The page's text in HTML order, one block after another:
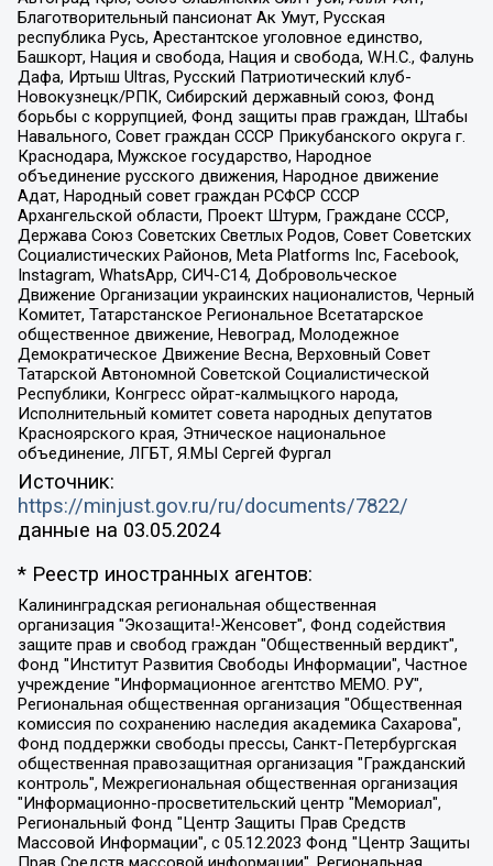
Благотворительный пансионат Ак Умут, Русская
республика Русь, Арестантское уголовное единство,
Башкорт, Нация и свобода, Нация и свобода, W.H.С., Фалунь
Дафа, Иртыш Ultras, Русский Патриотический клуб-
Новокузнецк/РПК, Сибирский державный союз, Фонд
борьбы с коррупцией, Фонд защиты прав граждан, Штабы
Навального, Совет граждан СССР Прикубанского округа г.
Краснодара, Мужское государство, Народное
объединение русского движения, Народное движение
Адат, Народный совет граждан РСФСР СССР
Архангельской области, Проект Штурм, Граждане СССР,
Держава Союз Советских Светлых Родов, Совет Советских
Социалистических Районов, Meta Platforms Inc, Facebook,
Instagram, WhatsApp, СИЧ-С14, Добровольческое
Движение Организации украинских националистов, Черный
Комитет, Татарстанское Региональное Всетатарское
общественное движение, Невоград, Молодежное
Демократическое Движение Весна, Верховный Совет
Татарской Автономной Советской Социалистической
Республики, Конгресс ойрат-калмыцкого народа,
Исполнительный комитет совета народных депутатов
Красноярского края, Этническое национальное
объединение, ЛГБТ, Я.МЫ Сергей Фургал
Источник:
https://minjust.gov.ru/ru/documents/7822/
данные на 03.05.2024
* Реестр иностранных агентов:
Калининградская региональная общественная организация "Экозащита!-Женсовет", Фонд содействия защите прав и свобод граждан "Общественный вердикт", Фонд "Институт Развития Свободы Информации", Частное учреждение "Информационное агентство МЕМО. РУ", Региональная общественная организация "Общественная комиссия по сохранению наследия академика Сахарова", Фонд поддержки свободы прессы, Санкт-Петербургская общественная правозащитная организация "Гражданский контроль", Межрегиональная общественная организация "Информационно-просветительский центр "Мемориал", Региональный Фонд "Центр Защиты Прав Средств Массовой Информации", с 05.12.2023 Фонд "Центр Защиты Прав Средств массовой информации", Региональная общественная благотворительная организация помощи беженцам и мигрантам "Гражданское содействие", Негосударственное образовательное учреждение дополнительного профессионального образования (повышение квалификации) специалистов "АКАДЕМИЯ ПО ПРАВАМ ЧЕЛОВЕКА", Свердловская региональная общественная организация "Сутяжник", Автономная некоммерческая организация "Центр независимых социологических исследований", Союз общественных объединений "Российский исследовательский центр по правам человека", Региональное общественное учреждение научно-информационный центр "МЕМОРИАЛ", Некоммерческая организация "Фонд защиты гласности", Автономная некоммерческая организация "Институт прав человека", Городская общественная организация "Екатеринбургское общество "МЕМОРИАЛ", Городская общественная организация "Рязанское историко-просветительское и правозащитное общество "Мемориал" (Рязанский Мемориал), Челябинский региональный орган общественной самодеятельности – женское общественное объединение "Женщины Евразии", Челябинский региональный орган общественной самодеятельности "Уральская правозащитная группа", Фонд содействия защите здоровья и социальной справедливости имени Андрея Рылькова, Автономная Некоммерческая Организация "Аналитический Центр Юрия Левады", Автономная некоммерческая организация социальной поддержки населения "Проект Апрель", Региональная общественная организация помощи женщинам и детям, находящимся в кризисной ситуации "Информационно-методический центр "Анна", Фонд содействия развитию массовых коммуникаций и правовому просвещению "Так-так-Так", Фонд содействия устойчивому развитию "Серебряная тайга", Свердловский региональный общественный фонд социальных проектов "Новое время", "Idel.Реалии", Кавказ.Реалии, Крым.Реалии, Телеканал Настоящее Время, Татаро-башкирская служба Радио Свобода (Azatliq Radiosi), Радио Свободная Европа/Радио Свобода (PCE/PC), "Сибирь.Реалии", "Фактограф", Благотворительный фонд помощи осужденным и их семьям, Автономная некоммерческая организация "Институт глобализации и социальных движений", Фонд "В защиту прав заключенных", Частное учреждение "Центр поддержки и содействия развитию средств массовой информации", Пензенский региональный общественный благотворительный фонд "Гражданский союз", "Север.Реалии", Некоммерческая организация Фонд "Правовая инициатива", Общество с ограниченной ответственностью "Радио Свободная Европа/Радио Свобода", Чешское информационное агентство "MEDIUM-ORIENT", Красноярская региональная общественная организация "Мы против СПИДа", Камалягин Денис Николаевич, Маркелов Сергей Евгеньевич, Пономарев Лев Александрович, Савицкая Людмила Алексеевна, Автономная некоммерческая организация "Центр по работе с проблемой насилия "НАСИЛИЮ.НЕТ", Межрегиональный профессиональный союз работников здравоохранения "Альянс врачей", Юридическое лицо, зарегистрированное в Латвийской Республике, SIA "Medusa Project" (регистрационный номер 40103797863, дата регистрации 10.06.2014), Некоммерческая организация "Фонд по борьбе с коррупцией", Автономная некоммерческая организация "Институт права и публичной политики", Баданин Роман Сергеевич, Гликин Максим Александрович, Железнова Мария Михайловна, Лукьянова Юлия Сергеевна, Маетная Елизавета Витальевна, Маняхин Петр Борисович, Чуракова Ольга Владимировна, Ярош Юлия Петровна, Юридическое лицо "The Insider SIA", зарегистрированное в Риге, Латвийская Республика (дата регистрации 26.06.2015), являющееся администратором доменного имени интернет-издания "The Insider SIA", https://theins.ru, Постернак Алексей Евгеньевич, Рубин Михаил Аркадьевич, Анин Роман Александрович, Юридическое лицо Istories fonds, зарегистрированное в Латвийской Республике (регистрационный номер 50008295751, дата регистрации 24.02.2020), Великовский Дмитрий Александрович, Долинина Ирина Николаевна, Мароховская Алеся Алексеевна, Шлейнов Роман Юрьевич, Шмагун Олеся Валентиновна, Общество с ограниченной ответственностью "Альтаир 2021", Общество с ограниченной ответственностью "Вега 2021", Общество с ограниченной ответственностью "Главный редактор 2021", Общество с ограниченной ответственностью "Ромашки монолит", Важенков Артем Валерьевич, Ивановская областная общественная организация "Центр гендерных исследований", Гурман Юрий Альбертович, Медиапроект "ОВД-Инфо", Егоров Владимир Владимирович, Жилинский Владимир Александрович, Общество с ограниченной ответственностью "ЗП", Иванова София Юрьевна, Карезина Инна Павловна, Кильтау Екатерина Викторовна, Петров Алексей Викторович, Пискунов Сергей Евгеньевич, Смирнов Сергей Сергеевич, Тихонов Михаил Сергеевич, Общество с ограниченной ответственностью "ЖУРНАЛИСТ-ИНОСТРАННЫЙ АГЕНТ", Арапова Галина Юрьевна, Вольтская Татьяна Анатольевна, Американская компания "Mason G.E.S. Anonymous Foundation" (США), являющаяся владельцем интернет-издания https://mnews.world/, Компания "Stichting Bellingcat", зарегистрированная в Нидерландах (дата регистрации 11.07.2018), Захаров Андрей Вячеславович, Клепиковская Екатерина Дмитриевна, Общество с ограниченной ответственностью "МЕМО", Перл Роман Александрович, Симонов Евгений Алексеевич, Соловьева Елена Анатольевна, Сотников Даниил Владимирович, Сурначева Елизавета Дмитриевна, Автономная некоммерческая организация по защите прав человека и информированию населения "Якутия – Наше Мнение", Общество с ограниченной ответственностью "Москоу диджитал медиа", с 26.01.2023 Общество с ограниченной ответственностью "Чайка Белые сады", Ветошкина Валерия Валерьевна, Заговора Максим Александрович, Межрегиональное общественное движение "Российская ЛГБТ - сеть", Оленичев Максим Владимирович, Павлов Иван Юрьевич, Скворцова Елена Сергеевна, Общество с ограниченной ответственностью "Как бы инагент", Кочетков Игорь Викторович, Общество с ограниченной ответственностью "Честные выборы", Еланчик Олег Александрович, Общество с ограниченной ответственностью "Нобелевский призыв", Гималова Регина Эмилевна, Григорьев Андрей Валерьевич, Григорьева Алина Александровна, Ассоциация по содействию защите прав призывников, альтернативнослужащих и военнослужащих "Правозащитная группа "Гражданин.Армия.Право", Хисамова Регина Фаритовна, Автономная некоммерческая организация по реализации социально-правовых программ "Лилит", Дальневосточное общественное движение "Маяк", Санкт-Петербургская ЛГБТ-инициативная группа "Выход", Инициативная группа ЛГБТ+ "Реверс", Алексеев Андрей Викторович, Бекбулатова Таисия Львовна, Беляев Иван Михайлович, Владыкина Елена Сергеевна, Гельман Марат Александрович, Никульшина Вероника Юрьевна, Толоконникова Надежда Андреевна, Шендерович Виктор Анатольевич, Общество с ограниченной ответственностью "Данное сообщение", Общество с ограниченной ответственностью Издательский дом "Новая глава", Айнбиндер Александра Александровна, Московский комьюнити-центр для ЛГБТ+инициатив, Благотворительный фонд развития филантропии, Deutsche Welle (Германия, Kurt-Schumacher-Strasse 3, 53113 Bonn), Борзунова Мария Михайловна, Воробьев Виктор Викторович, Голубева Анна Львовна, Константинова Алла Михайловна, Малкова Ирина Владимировна, Мурадов Мурад Абдулгалимович, Осетинская Елизавета Николаевна, Понасенков Евгений Николаевич, Ганапольский Матвей Юрьевич, Киселев Евгений Алексеевич, Борухович Ирина Григорьевна, Дремин Иван Тимофеевич, Дубровский Дмитрий Викторович, Красноярская региональная общественная организация поддержки и развития альтернативных образовательных технологий и межкультурных коммуникаций "ИНТЕРРА", Маяковская Екатерина Алексеевна, Фейгин Марк Захарович, Филимонов Андрей Викторович, Дзугкоева Регина Николаевна, Доброхотов Роман Александрович, Дудь Юрий Александрович, Елкин Сергей Владимирович, Кругликов Кирилл Игоревич, Сабунаева Мария Леонидовна, Семенов Алексей Владимирович, Шаинян Карен Багратович, Шульман Екатерина Михайловна, Асафьев Артур Валерьевич, Вахштайн Виктор Семенович, Венедиктов Алексей Алексеевич, Лушникова Екатерина Евгеньевна, Волков Леонид Михайлович, Невзоров Александр Глебович, Пархоменко Сергей Борисович, Сироткин Ярослав Николаевич, Кара-Мурза Владимир Владимирович, Баранова Наталья Владимировна, Гозман Леонид Яковлевич, Кагарлицкий Борис Юльевич, Климарев Михаил Валерьевич, Милов Владимир Станиславович, Автономная некоммерческая организация Краснодарский центр современного искусства "Типография", Моргенштерн Алишер Тагирович, Соболь Любовь Эдуардовна, Общество с ограниченной ответственностью "ЛИЗА НОРМ", Каспаров Гарри Кимович, Ходорковский Михаил Борисович, Общество с ограниченной ответственностью "Апрельские тезисы", Данилович Ирина Брониславовна, Кашин Олег Владимирович, Петров Николай Владимирович, Пивоваров Алексей Владимирович, Соколов Михаил Владимирович, Цветкова Юлия Владимировна, Чичваркин Евгений Александрович, Комитет против пыток/Команда против пыток, Общество с ограниченной ответственностью "Первый научный", Общество с ограниченной ответственностью "Вертолет и ко", Белоцерковская Вероника Борисовна, Кац Максим Евгеньевич, Лазарева Татьяна Юрьевна, Шаведдинов Руслан Табризович, Яшин Илья Валерьевич, Общество с ограниченной ответственностью "Иноагент ААВ", Алешковский Дмитрий Петрович, Альбац Евгения Марковна, Быков Дмитрий Львович, Галямина Юлия Евгеньевна, Лойко Сергей Леонидович, Мартынов Кирилл Константинович, Медведев Сергей Александрович, Крашенинников Федор Геннадиевич, Гордеева Катерина Вл